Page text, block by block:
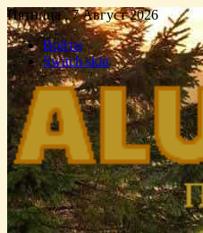
Пятница , 7 Август 2026
Войти
Switch skin